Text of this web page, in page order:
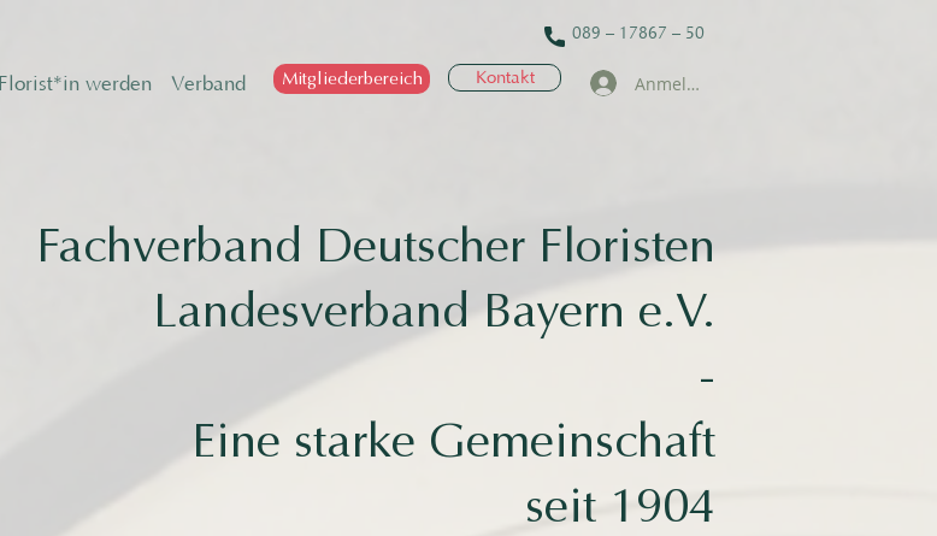
Florist*in werden Verband
089 – 17867 – 50
Mitgliederbereich Kontakt Anmelden
Fachverband Deutscher Floristen
Landesverband Bayern e.V.
-
Eine starke Gemeinschaft
seit 1904